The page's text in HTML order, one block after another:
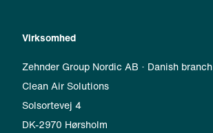
Virksomhed
Zehnder Group Nordic AB · Danish branch
Clean Air Solutions
Solsortevej 4
DK-2970 Hørsholm